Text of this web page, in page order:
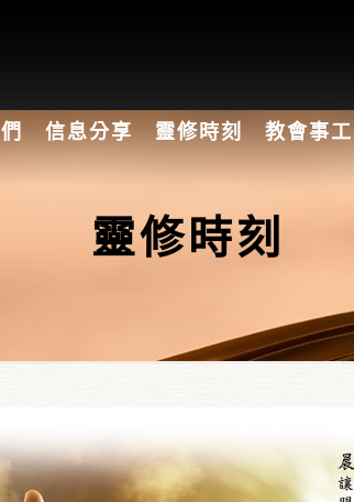
信息分享 靈修時刻 教會事工
靈修時刻